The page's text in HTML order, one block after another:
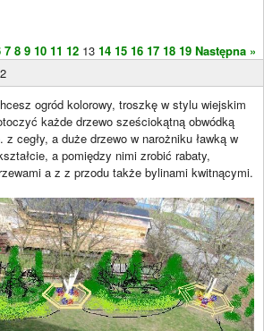
7 8 9 10 11 12 13 14 15 16 17 18 19 Następna »
ogród kolorowy, troszkę w stylu wiejskim
każde drzewo sześciokątną obwódką
z cegły, a duże drzewo w narożniku ławką w
a pomiędzy nimi zrobić rabaty,
a z z przodu także bylinami kwitnącymi.